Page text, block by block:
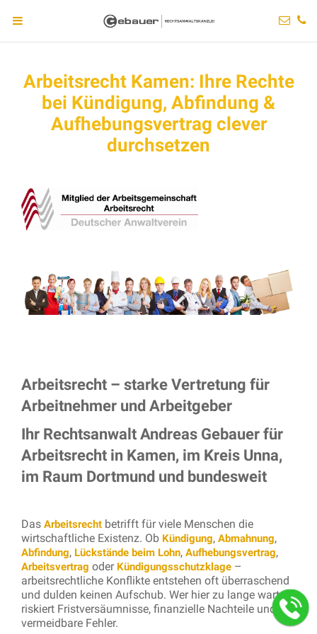
Arbeitsrecht Kamen: Ihre Rechte
bei Kündigung, Abfindung &
Aufhebungsvertrag clever
durchsetzen
Arbeitsrecht – starke Vertretung für
Arbeitnehmer und Arbeitgeber
Ihr Rechtsanwalt Andreas Gebauer für
Arbeitsrecht in Kamen, im Kreis Unna,
im Raum Dortmund und bundesweit
Das Arbeitsrecht betrifft für viele Menschen die
wirtschaftliche Existenz. Ob Kündigung, Abmahnung,
Abfindung, Lückstände beim Lohn, Aufhebungsvertrag,
Arbeitsvertrag oder Kündigungsschutzklage –
arbeitsrechtliche Konflikte entstehen oft überraschend
und dulden keinen Aufschub. Wer hier zu lange wartet,
riskiert Fristversäumnisse, finanzielle Nachteile und
vermeidbare Fehler.